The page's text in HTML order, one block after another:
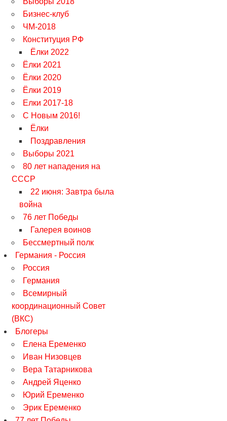
Бизнес-клуб
ЧМ-2018
Конституция РФ
Ёлки 2022
Ёлки 2021
Ёлки 2020
Ёлки 2019
Елки 2017-18
С Новым 2016!
Ёлки
Поздравления
Выборы 2021
80 лет нападения на
СССР
22 июня: Завтра была
война
76 лет Победы
Галерея воинов
Бессмертный полк
Германия - Россия
Россия
Германия
Всемирный
координационный Совет
(ВКС)
Блогеры
Елена Еременко
Иван Низовцев
Вера Татарникова
Андрей Яценко
Юрий Еременко
Эрик Еременко